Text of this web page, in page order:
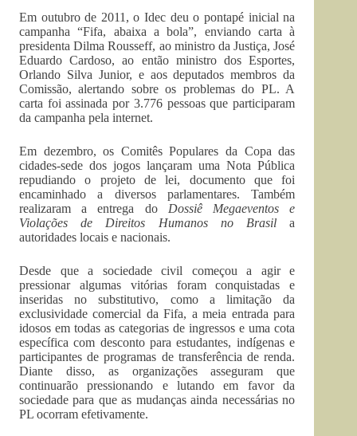
Em outubro de 2011, o Idec deu o pontapé inicial na
campanha “Fifa, abaixa a bola”, enviando carta à
presidenta Dilma Rousseff, ao ministro da Justiça, José
Eduardo Cardoso, ao então ministro dos Esportes,
Orlando Silva Junior, e aos deputados membros da
Comissão, alertando sobre os problemas do PL. A
carta foi assinada por 3.776 pessoas que participaram
da campanha pela internet.
Em dezembro, os Comitês Populares da Copa das
cidades-sede dos jogos lançaram uma Nota Pública
repudiando o projeto de lei, documento que foi
encaminhado a diversos parlamentares. Também
realizaram a entrega do Dossiê Megaeventos e
Violações de Direitos Humanos no Brasil a
autoridades locais e nacionais.
Desde que a sociedade civil começou a agir e
pressionar algumas vitórias foram conquistadas e
inseridas no substitutivo, como a limitação da
exclusividade comercial da Fifa, a meia entrada para
idosos em todas as categorias de ingressos e uma cota
específica com desconto para estudantes, indígenas e
participantes de programas de transferência de renda.
Diante disso, as organizações asseguram que
continuarão pressionando e lutando em favor da
sociedade para que as mudanças ainda necessárias no
PL ocorram efetivamente.